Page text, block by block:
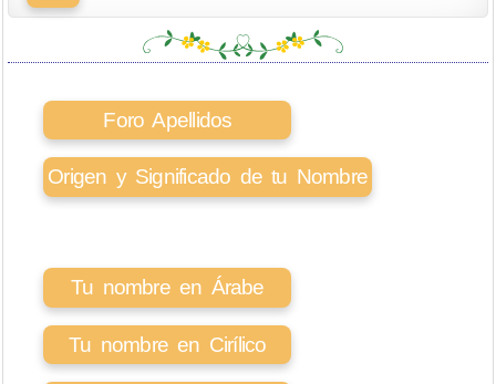
Foro Apellidos
Origen y Significado de tu Nombre
Tu nombre en Árabe
Tu nombre en Cirílico